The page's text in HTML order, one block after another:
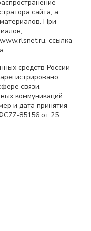
сайта, а
При
ссылка
средств России
связи,
коммуникаций
и дата принятия
85156 от 25